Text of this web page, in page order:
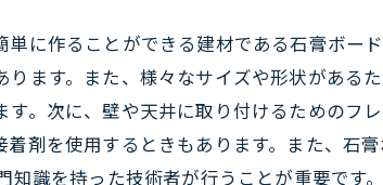
に作ることができる建材である石膏ボー
ます。また、様々なサイズや形状がある
。次に、壁や天井に取り付けるためのフ
剤を使用するときもあります。また、石
識を持った技術者が行うことが重要です